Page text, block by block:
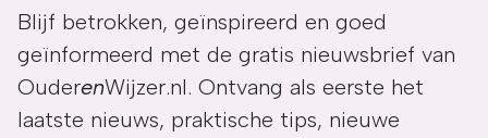
Blijf betrokken, geïnspireerd en goed
geïnformeerd met de gratis nieuwsbrief van
OuderenWijzer.nl. Ontvang als eerste het
laatste nieuws, praktische tips, nieuwe